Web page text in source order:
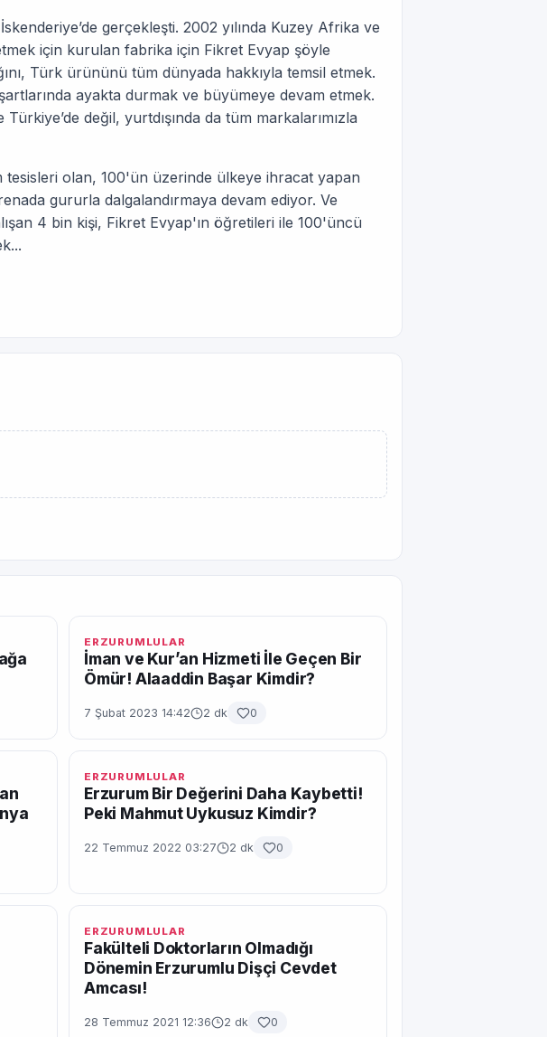
İskenderiye’de gerçekleşti. 2002 yılında Kuzey Afrika ve
için kurulan fabrika için Fikret Evyap şöyle
Türk ürününü tüm dünyada hakkıyla temsil etmek.
ayakta durmak ve büyümeye devam etmek.
Türkiye’de değil, yurtdışında da tüm markalarımızla
olan, 100'ün üzerinde ülkeye ihracat yapan
gururla dalgalandırmaya devam ediyor. Ve
4 bin kişi, Fikret Evyap'ın öğretileri ile 100'üncü
ERZURUMLULAR
İman ve Kur’an Hizmeti İle Geçen Bir
Ömür! Alaaddin Başar Kimdir?
7 Şubat 2023 14:42 2 dk 0
ERZURUMLULAR
Erzurum Bir Değerini Daha Kaybetti!
Peki Mahmut Uykusuz Kimdir?
22 Temmuz 2022 03:27 2 dk 0
ERZURUMLULAR
Fakülteli Doktorların Olmadığı
Dönemin Erzurumlu Dişçi Cevdet
Amcası!
28 Temmuz 2021 12:36 2 dk 0